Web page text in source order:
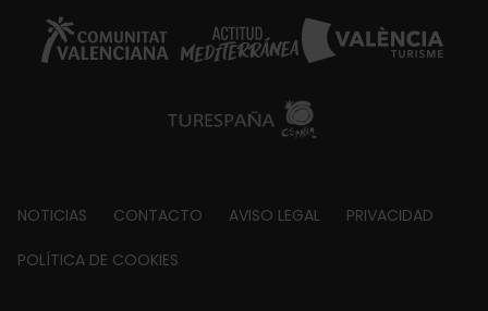
Footer
about
NOTICIAS CONTACTO AVISO LEGAL PRIVACIDAD
POLÍTICA DE COOKIES